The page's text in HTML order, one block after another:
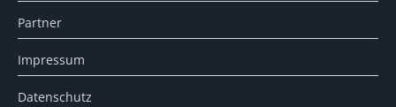
Partner
Impressum
Datenschutz